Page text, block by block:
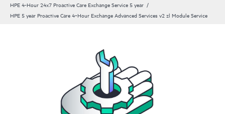
HPE 4-Hour 24x7 Proactive Care Exchange Service 5 year
HPE 5 year Proactive Care 4‑Hour Exchange Advanced Services v2 zl Module Service